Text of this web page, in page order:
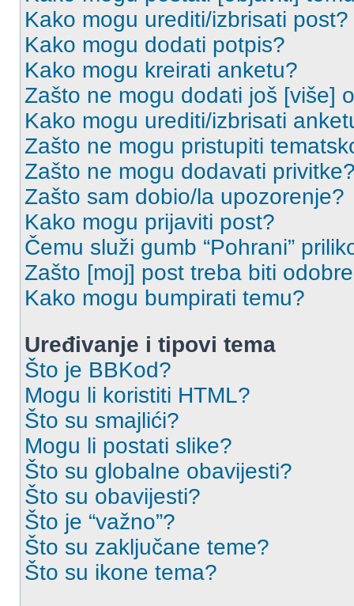
Kako mogu urediti/izbrisati post?
Kako mogu dodati potpis?
Kako mogu kreirati anketu?
Zašto ne mogu dodati još [više]
Kako mogu urediti/izbrisati
Zašto ne mogu pristupiti
Zašto ne mogu dodavati
Zašto sam dobio/la upozorenje?
Kako mogu prijaviti post?
Čemu služi gumb “Pohrani”
Zašto [moj] post treba biti
Kako mogu bumpirati temu?
Uređivanje i tipovi tema
Što je BBKod?
Mogu li koristiti HTML?
Što su smajlići?
Mogu li postati slike?
Što su globalne obavijesti?
Što su obavijesti?
Što je “važno”?
Što su zaključane teme?
Što su ikone tema?